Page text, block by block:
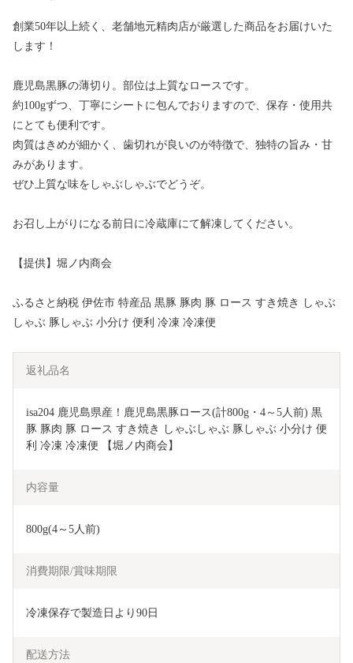
創業50年以上続く、老舗地元精肉店が厳選した商品をお届けいた
します！
鹿児島黒豚の薄切り。部位は上質なロースです。
約100gずつ、丁寧にシートに包んでおりますので、保存・使用共
にとても便利です。
肉質はきめが細かく、歯切れが良いのが特徴で、独特の旨み・甘
みがあります。
ぜひ上質な味をしゃぶしゃぶでどうぞ。
お召し上がりになる前日に冷蔵庫にて解凍してください。
【提供】堀ノ内商会
ふるさと納税 伊佐市 特産品 黒豚 豚肉 豚 ロース すき焼き しゃぶ
しゃぶ 豚しゃぶ 小分け 便利 冷凍 冷凍便
返礼品名
isa204 鹿児島県産！鹿児島黒豚ロース(計800g・4～5人前) 黒
豚 豚肉 豚 ロース すき焼き しゃぶしゃぶ 豚しゃぶ 小分け 便
利 冷凍 冷凍便 【堀ノ内商会】
内容量
800g(4～5人前)
消費期限/賞味期限
冷凍保存で製造日より90日
配送方法